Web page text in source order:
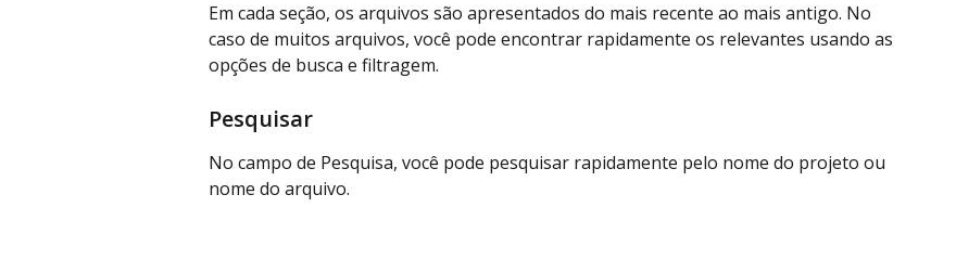
Em cada seção, os arquivos são apresentados do mais recente ao mais antigo. No
caso de muitos arquivos, você pode encontrar rapidamente os relevantes usando as
opções de busca e filtragem.
Pesquisar
No campo de Pesquisa, você pode pesquisar rapidamente pelo nome do projeto ou
nome do arquivo.